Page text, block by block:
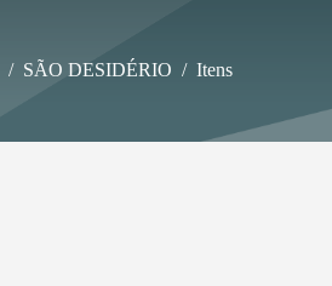
/ SÃO DESIDÉRIO / Itens